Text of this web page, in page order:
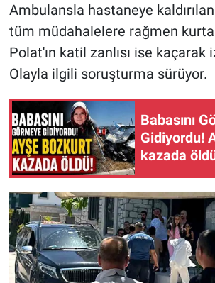
Ambulansla hastaneye
tüm müdahalelere rağmen
Polat'ın katil zanlısı ise
Olayla ilgili soruşturma sürüyor.
Babasını
Gidiyordu!
kazada